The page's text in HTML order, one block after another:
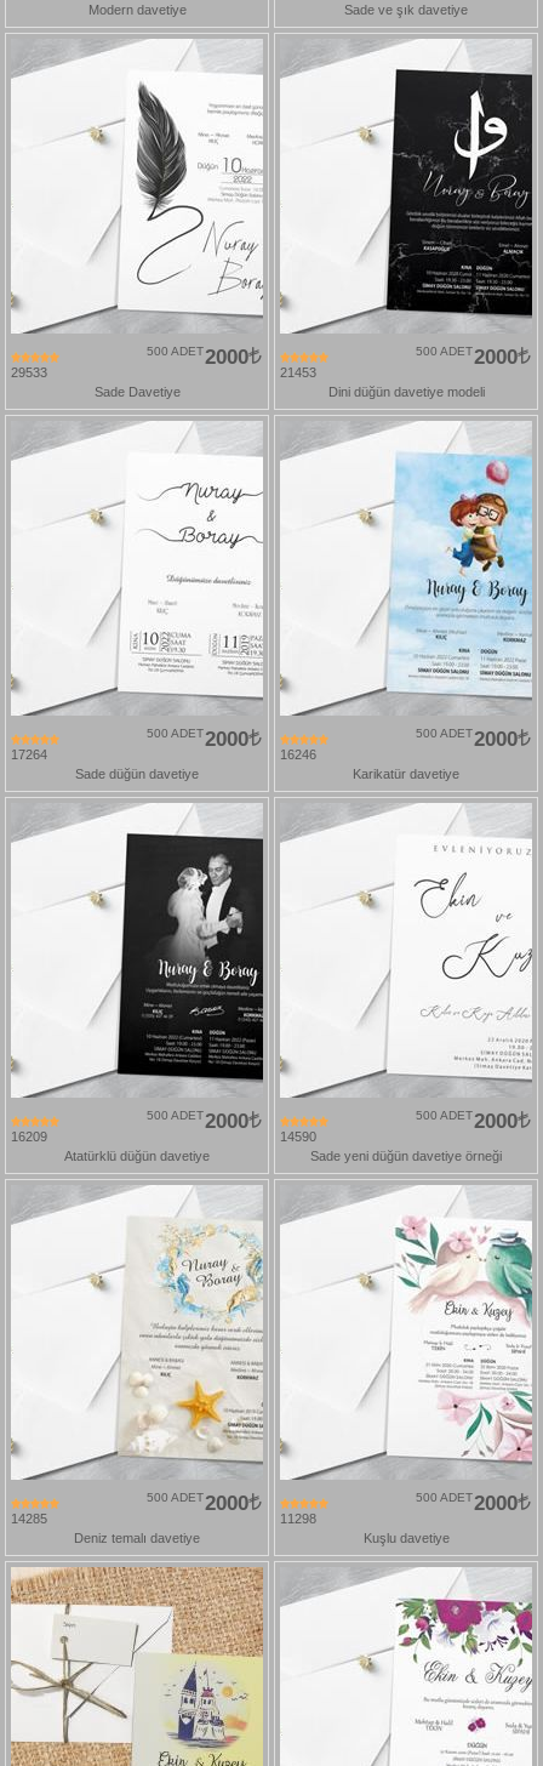
Modern davetiye Sade ve şık davetiye
29533
2000
500 ADET
Sade Davetiye
21453
2000
500 ADET
Dini düğün davetiye modeli
17264
2000
500 ADET
Sade düğün davetiye
16246
2000
500 ADET
Karikatür davetiye
16209
2000
500 ADET
Atatürklü düğün davetiye
14590
2000
500 ADET
Sade yeni düğün davetiye örneği
14285
2000
500 ADET
Deniz temalı davetiye
11298
2000
500 ADET
Kuşlu davetiye